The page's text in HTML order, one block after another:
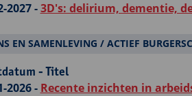
2027 -3D's: delirium, dementie,
EN SAMENLEVING / ACTIEF
- Titel
2026 - Recente inzichten in